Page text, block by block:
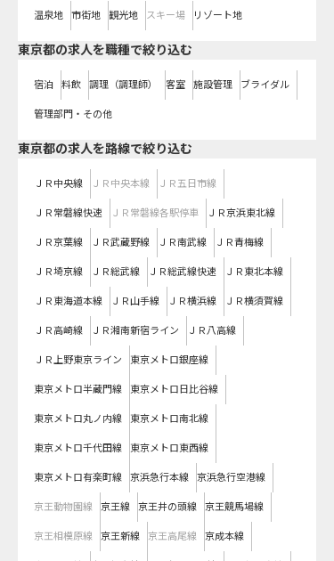
温泉地 市街地 観光地 スキー場 リゾート地
東京都の求人を職種で絞り込む
宿泊 料飲 調理（調理師） 客室 施設管理 ブライダル
管理部門・その他
東京都の求人を路線で絞り込む
ＪＲ中央線 ＪＲ中央本線 ＪＲ五日市線
ＪＲ常磐線快速 ＪＲ常磐線各駅停車 ＪＲ京浜東北線
ＪＲ京葉線 ＪＲ武蔵野線 ＪＲ南武線 ＪＲ青梅線
ＪＲ埼京線 ＪＲ総武線 ＪＲ総武線快速 ＪＲ東北本線
ＪＲ東海道本線 ＪＲ山手線 ＪＲ横浜線 ＪＲ横須賀線
ＪＲ高崎線 ＪＲ湘南新宿ライン ＪＲ八高線
ＪＲ上野東京ライン 東京メトロ銀座線
東京メトロ半蔵門線 東京メトロ日比谷線
東京メトロ丸ノ内線 東京メトロ南北線
東京メトロ千代田線 東京メトロ東西線
東京メトロ有楽町線 京浜急行本線 京浜急行空港線
京王動物園線 京王線 京王井の頭線 京王競馬場線
京王相模原線 京王新線 京王高尾線 京成本線